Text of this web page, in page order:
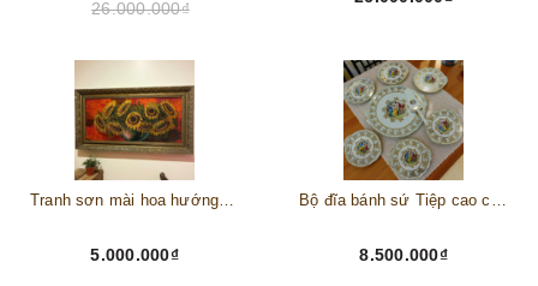
26.000.000₫
Tranh sơn mài hoa hướng dương châu Âu
5.000.000₫
Bộ đĩa bánh sứ Tiệp cao cấp – Biểu tượng tinh tế cho bàn tiệc thượng lưu
8.500.000₫